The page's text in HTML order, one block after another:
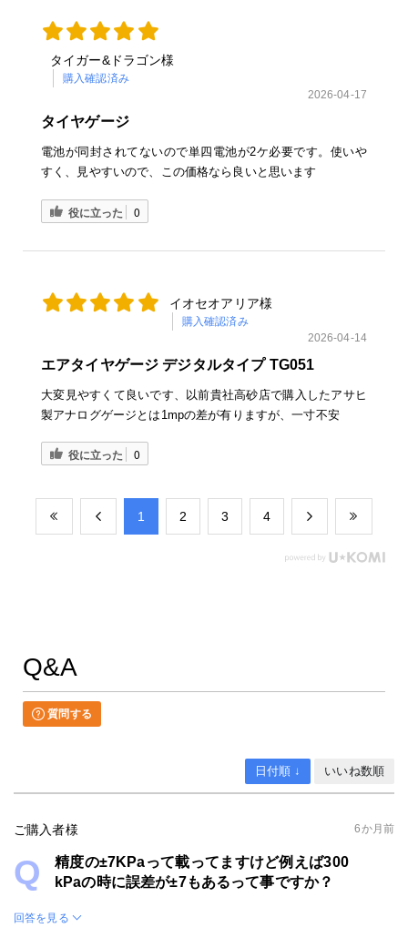
タイガー&ドラゴン様
購入確認済み
2026-04-17
タイヤゲージ
電池が同封されてないので単四電池が2ケ必要です。使いや
すく、見やすいので、この価格なら良いと思います
役に立った 0
イオセオアリア様
購入確認済み
2026-04-14
エアタイヤゲージ デジタルタイプ TG051
大変見やすくて良いです、以前貴社高砂店で購入したアサヒ
製アナログゲージとは1mpの差が有りますが、一寸不安
役に立った 0
​1 ​2 ​3 ​4
Q&A
質問する
日付順 ↓ いいね数順
ご購入者様 6か月前
精度の±7KPaって載ってますけど例えば300
kPaの時に誤差が±7もあるって事ですか？
回答を見る